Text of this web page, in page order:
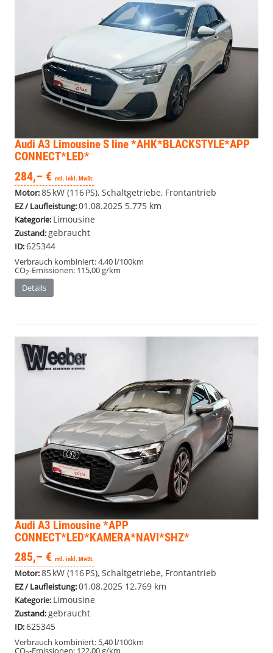
Audi A3 LimousineS line *AHK*BLACKSTYLE*APP
CONNECT*LED*
284,– € mtl. inkl. MwSt.
Motor:85 kW (116 PS), Schaltgetriebe, Frontantrieb
EZ / Laufleistung:01.08.2025 5.775 km
Kategorie: Limousine
Zustand: gebraucht
ID:625344
Verbrauch kombiniert:4,40 l/100km
CO2-Emissionen: 115,00 g/km
Details
Audi A3 Limousine*APP
CONNECT*LED*KAMERA*NAVI*SHZ*
285,– € mtl. inkl. MwSt.
Motor:85 kW (116 PS), Schaltgetriebe, Frontantrieb
EZ / Laufleistung:01.08.2025 12.769 km
Kategorie: Limousine
Zustand:gebraucht
ID:625345
Verbrauch kombiniert: 5,40 l/100km
CO -Emissionen: 122,00 g/km